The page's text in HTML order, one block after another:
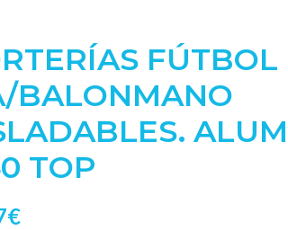
FÚTBOL
BALONMANO
TOP
€